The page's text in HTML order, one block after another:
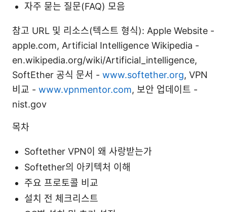
자주 묻는 질문(FAQ) 모음
참고 URL 및 리소스(텍스트 형식): Apple Website -
apple.com, Artificial Intelligence Wikipedia -
en.wikipedia.org/wiki/Artificial_intelligence,
SoftEther 공식 문서 - www.softether.org, VPN
비교 - www.vpnmentor.com, 보안 업데이트 -
nist.gov
목차
Softether VPN이 왜 사랑받는가
Softether의 아키텍처 이해
주요 프로토콜 비교
설치 전 체크리스트